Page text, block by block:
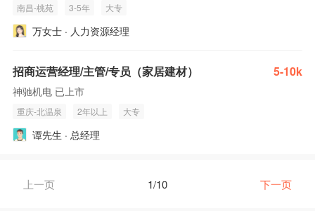
南昌-桃苑 3-5年 大专
万女士 · 人力资源经理
招商运营经理/主管/专员（家居建材） 5-10k
神驰机电 已上市
重庆-北温泉 2年以上 大专
谭先生 · 总经理
上一页 1/10 下一页